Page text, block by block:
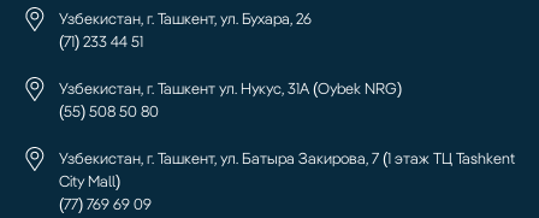
Узбекистан, г. Ташкент, ул. Бухара, 26
(71) 233 44 51
Узбекистан, г. Ташкент ул. Нукус, 31А (Oybek NRG)
(55) 508 50 80
Узбекистан, г. Ташкент, ул. Батыра Закирова, 7 (1 этаж ТЦ Tashkent
City Mall)
(77) 769 69 09